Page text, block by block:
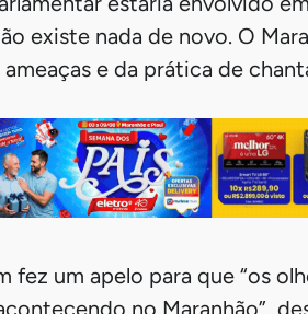
existe nada de novo. O
e da prática de
um apelo para que “os
no Maranhão”,